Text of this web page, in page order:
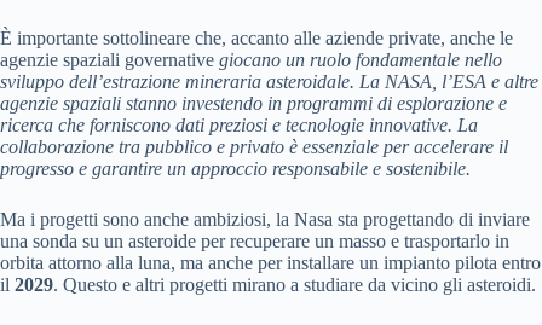
È importante sottolineare che, accanto alle aziende private, anche le
agenzie spaziali governative giocano un ruolo fondamentale nello
sviluppo dell’estrazione mineraria asteroidale. La NASA, l’ESA e altre
agenzie spaziali stanno investendo in programmi di esplorazione e
ricerca che forniscono dati preziosi e tecnologie innovative. La
collaborazione tra pubblico e privato è essenziale per accelerare il
progresso e garantire un approccio responsabile e sostenibile.
Ma i progetti sono anche ambiziosi, la Nasa sta progettando di inviare
una sonda su un asteroide per recuperare un masso e trasportarlo in
orbita attorno alla luna, ma anche per installare un impianto pilota entro
il 2029. Questo e altri progetti mirano a studiare da vicino gli asteroidi.